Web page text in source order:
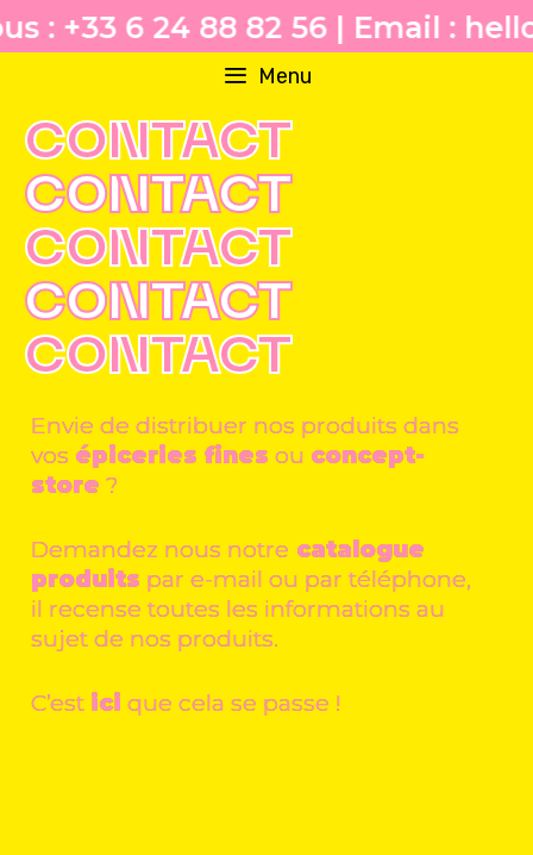
Skip
to
+33 6 24 88 82 56 | Email :
Menu
CONTACT
CONTACT
CONTACT
CONTACT
CONTACT
Envie de distribuer nos produits dans
vos épiceries fines ou concept-
store ?
Demandez nous notre catalogue
produits par e-mail ou par téléphone,
il recense toutes les informations au
sujet de nos produits.
C’est ici que cela se passe !